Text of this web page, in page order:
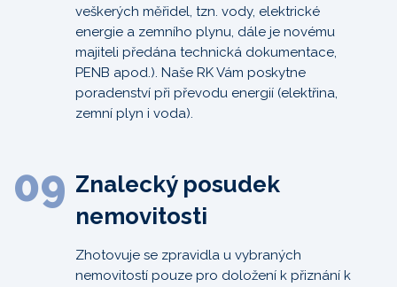
veškerých měřidel, tzn. vody, elektrické
energie a zemního plynu, dále je novému
majiteli předána technická dokumentace,
PENB apod.). Naše RK Vám poskytne
poradenství při převodu energií (elektřina,
zemní plyn i voda).
09 Znalecký posudek
nemovitosti
Zhotovuje se zpravidla u vybraných
nemovitostí pouze pro doložení k přiznání k